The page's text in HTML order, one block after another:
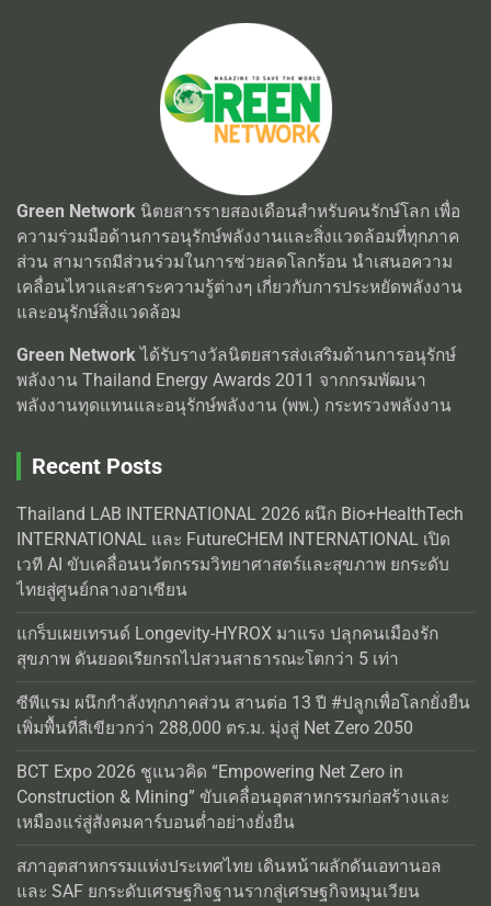
Green Network นิตยสารรายสองเดือนสำหรับคนรักษ์โลก เพื่อ
ความร่วมมือด้านการอนุรักษ์พลังงานและสิ่งแวดล้อมที่ทุกภาค
ส่วน สามารถมีส่วนร่วมในการช่วยลดโลกร้อน นำเสนอความ
เคลื่อนไหวและสาระความรู้ต่างๆ เกี่ยวกับการประหยัดพลังงาน
และอนุรักษ์สิ่งแวดล้อม
Green Networkได้รับรางวัลนิตยสารส่งเสริมด้านการอนุรักษ์
พลังงาน Thailand Energy Awards 2011 จากกรมพัฒนา
พลังงานทุดแทนและอนุรักษ์พลังงาน (พพ.) กระทรวงพลังงาน
Recent Posts
Thailand LAB INTERNATIONAL 2026 ผนึก Bio+HealthTech
INTERNATIONAL และ FutureCHEM INTERNATIONAL เปิด
เวที AI ขับเคลื่อนนวัตกรรมวิทยาศาสตร์และสุขภาพ ยกระดับ
ไทยสู่ศูนย์กลางอาเซียน
แกร็บเผยเทรนด์ Longevity-HYROX มาแรง ปลุกคนเมืองรัก
สุขภาพ ดันยอดเรียกรถไปสวนสาธารณะโตกว่า 5 เท่า
ซีพีแรม ผนึกกำลังทุกภาคส่วน สานต่อ 13 ปี #ปลูกเพื่อโลกยั่งยืน
เพิ่มพื้นที่สีเขียวกว่า 288,000 ตร.ม. มุ่งสู่ Net Zero 2050
BCT Expo 2026 ชูแนวคิด “Empowering Net Zero in
Construction & Mining” ขับเคลื่อนอุตสาหกรรมก่อสร้างและ
เหมืองแร่สู่สังคมคาร์บอนต่ำอย่างยั่งยืน
สภาอุตสาหกรรมแห่งประเทศไทย เดินหน้าผลักดันเอทานอล
และ SAF ยกระดับเศรษฐกิจฐานรากสู่เศรษฐกิจหมุนเวียน